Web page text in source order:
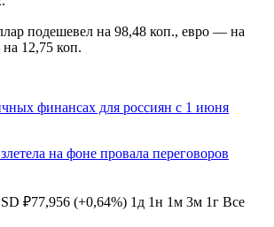
подешевел на 98,48 коп., евро — на
12,75 коп.
финансах для россиян с 1 июня
на фоне провала переговоров
₽77,956 (+0,64%) 1д 1н 1м 3м 1г Все